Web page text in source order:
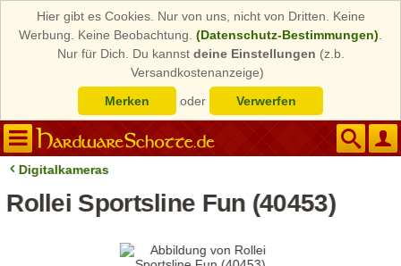
Hier gibt es Cookies. Nur von uns, nicht von Dritten. Keine
Werbung. Keine Beobachtung. (Datenschutz-Bestimmungen)
Nur für Dich. Du kannst deine Einstellungen (z.b.
Versandkostenanzeige)
Merken
oder Verwerfen
Digitalkameras
Rollei Sportsline Fun (40453)